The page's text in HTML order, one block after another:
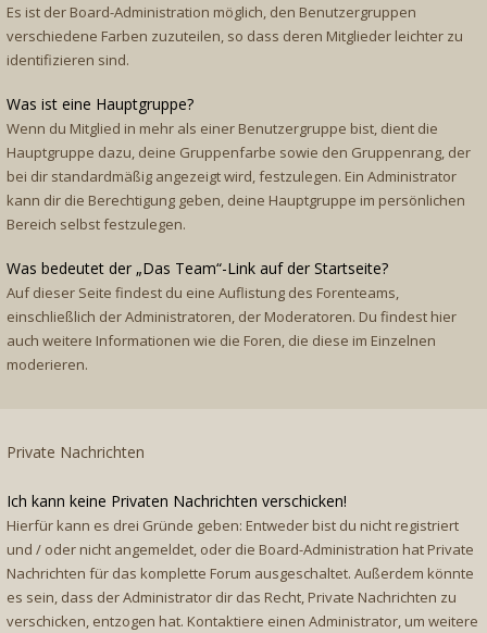
Es ist der Board-Administration möglich, den Benutzergruppen
verschiedene Farben zuzuteilen, so dass deren Mitglieder leichter zu
identifizieren sind.
Was ist eine Hauptgruppe?
Wenn du Mitglied in mehr als einer Benutzergruppe bist, dient die
Hauptgruppe dazu, deine Gruppenfarbe sowie den Gruppenrang, der
bei dir standardmäßig angezeigt wird, festzulegen. Ein Administrator
kann dir die Berechtigung geben, deine Hauptgruppe im persönlichen
Bereich selbst festzulegen.
Was bedeutet der „Das Team“-Link auf der Startseite?
Auf dieser Seite findest du eine Auflistung des Forenteams,
einschließlich der Administratoren, der Moderatoren. Du findest hier
auch weitere Informationen wie die Foren, die diese im Einzelnen
moderieren.
Private Nachrichten
Ich kann keine Privaten Nachrichten verschicken!
Hierfür kann es drei Gründe geben: Entweder bist du nicht registriert
und / oder nicht angemeldet, oder die Board-Administration hat Private
Nachrichten für das komplette Forum ausgeschaltet. Außerdem könnte
es sein, dass der Administrator dir das Recht, Private Nachrichten zu
verschicken, entzogen hat. Kontaktiere einen Administrator, um weitere